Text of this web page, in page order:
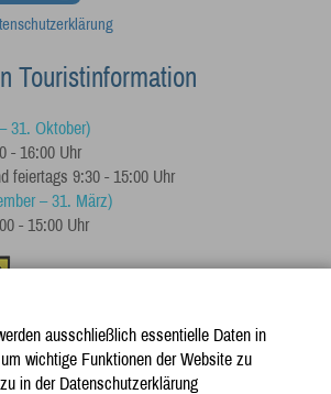
Touristinformation
31. Oktober)
- 16:00 Uhr
feiertags 9:30 - 15:00 Uhr
– 31. März)
- 15:00 Uhr
ausschließlich essentielle Daten in
wichtige Funktionen der Website zu
in der Datenschutzerklärung